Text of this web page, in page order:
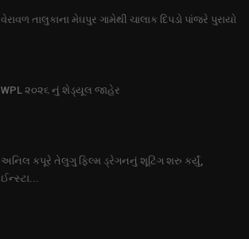
વેરાવળ તાલુકાના મેઘપુર ગામેથી ચાલાક દિપડો પાંજરે પુરાયો
WPL ૨૦૨૬ નું શેડ્યૂલ જાહેર
અનિલ કપૂરે તેલુગુ ફિલ્મ ડ્રેગનનું શૂટિંગ શરુ કર્યું,
ઈન્સ્ટા...